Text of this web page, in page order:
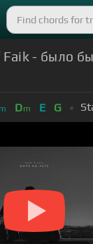
Faik - было
Dm E G